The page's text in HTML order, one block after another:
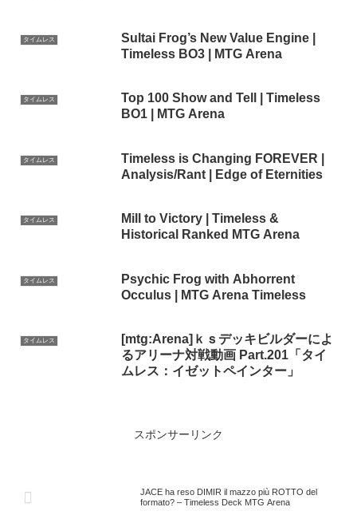
タイムレス
Sultai Frog’s New Value Engine |
Timeless BO3 | MTG Arena
タイムレス
Top 100 Show and Tell | Timeless
BO1 | MTG Arena
タイムレス
Timeless is Changing FOREVER |
Analysis/Rant | Edge of Eternities
タイムレス
Mill to Victory | Timeless &
Historical Ranked MTG Arena
タイムレス
Psychic Frog with Abhorrent
Occulus | MTG Arena Timeless
タイムレス
[mtg:Arena]ｋｓデッキビルダーによ
るアリーナ対戦動画 Part.201「タイ
ムレス：イゼットペインター」
スポンサーリンク
JACE ha reso DIMIR il mazzo più ROTTO del
formato? – Timeless Deck MTG Arena